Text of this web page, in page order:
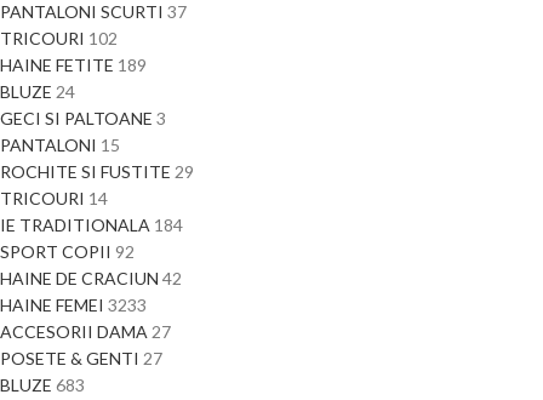
PANTALONI SCURTI 37
TRICOURI 102
HAINE FETITE 189
BLUZE 24
GECI SI PALTOANE 3
PANTALONI 15
ROCHITE SI FUSTITE 29
TRICOURI 14
IE TRADITIONALA 184
SPORT COPII 92
HAINE DE CRACIUN 42
HAINE FEMEI 3233
ACCESORII DAMA 27
POSETE & GENTI 27
BLUZE 683